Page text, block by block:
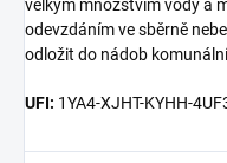
velkým množstvím vody a
odevzdáním ve sběrně
odložit do nádob
UFI: 1YA4-XJHT-KYHH-